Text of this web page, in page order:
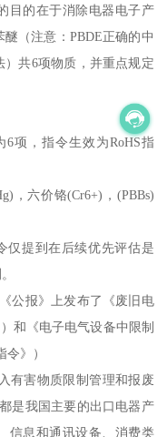
目的在于消除电器电子产
（注意：PBDE正确的中
共6项物质，并重点规定
6项，指令生效为RoHS指
，六价铬(Cr6+)，(PBBs)
仅提到在后续优先评估是
公报》上发布了《废旧电
和《电子电气设备中限制
》）
有害物质限制管理和报废
是我国主要的出口电器产
信息和通讯设备、消费类